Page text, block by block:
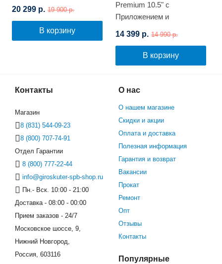
20 299 р. 19 900 р.
В корзину
Premium 10.5" с
Приложением и
(Черный карбон)
14 399 р. 14 990 р.
В корзину
Контакты
Магазин
8 (831) 544-09-23
8 (800) 707-74-91
Отдел Гарантии
8 (800) 777-22-44
info@giroskuter-spb-shop.ru
Пн.- Вск. 10:00 - 21:00
Доставка - 08:00 - 00:00
Прием заказов - 24/7
Московское шоссе, 9,
Нижний Новгород,
Россия, 603116
О нас
О нашем магазине
Скидки и акции
Оплата и доставка
Полезная информация
Гарантия и возврат
Вакансии
Прокат
Ремонт
Опт
Отзывы
Контакты
Популярные